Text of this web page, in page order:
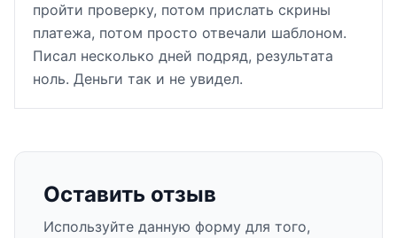
пройти проверку, потом прислать скрины
платежа, потом просто отвечали шаблоном.
Писал несколько дней подряд, результата
ноль. Деньги так и не увидел.
Оставить отзыв
Используйте данную форму для того,